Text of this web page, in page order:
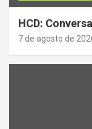
HCD:
7 de agosto de